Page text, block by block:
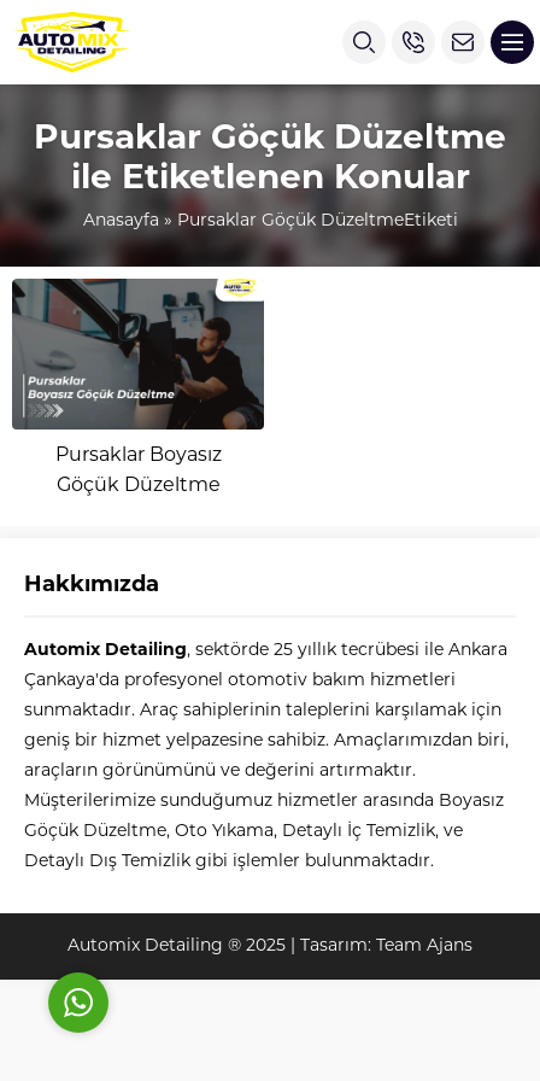
Pursaklar Göçük Düzeltme
ile Etiketlenen Konular
Anasayfa » Pursaklar Göçük DüzeltmeEtiketi
Pursaklar Boyasız
Göçük Düzeltme
Hakkımızda
Automix Detailing, sektörde 25 yıllık tecrübesi ile Ankara
Çankaya'da profesyonel otomotiv bakım hizmetleri
sunmaktadır. Araç sahiplerinin taleplerini karşılamak için
geniş bir hizmet yelpazesine sahibiz. Amaçlarımızdan biri,
araçların görünümünü ve değerini artırmaktır.
Müşterilerimize sunduğumuz hizmetler arasında Boyasız
Göçük Düzeltme, Oto Yıkama, Detaylı İç Temizlik, ve
Detaylı Dış Temizlik gibi işlemler bulunmaktadır.
Automix Detailing ® 2025 | Tasarım: Team Ajans
Automix